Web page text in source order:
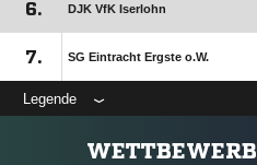
6. DJK VfK Iserlohn
7. SG Eintracht Ergste o.W.
Legende